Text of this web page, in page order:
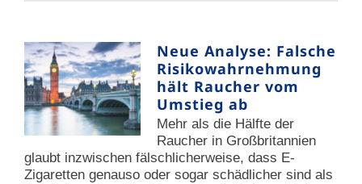
Neue Analyse: Falsche
Risikowahrnehmung
hält Raucher vom
Umstieg ab
Mehr als die Hälfte der
Raucher in Großbritannien
glaubt inzwischen fälschlicherweise, dass E-
Zigaretten genauso oder sogar schädlicher sind als